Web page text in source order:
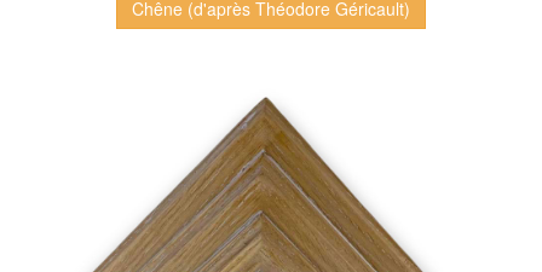
Chêne (d'après Théodore Géricault)